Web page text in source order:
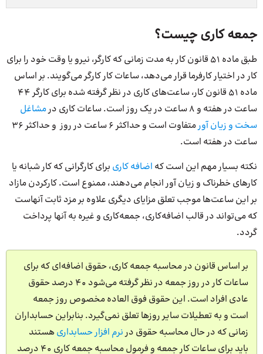
جمعه کاری چیست؟
طبق ماده 51 قانون کار به مدت زمانی که کارگر، نیرو یا وقت خود را برای
کار در اختیار کارفرما قرار می‌دهد، ساعات کار کارگر می‌گویند. بر اساس
ماده 51 قانون کار، ساعت‌های کاری در نظر گرفته شده برای کارگر 44
ساعت در هفته و 8 ساعت در یک روز است. ساعات کاری در
مشاغل
سخت و زیان آور
متفاوت است و حداکثر 6 ساعت در روز و حداکثر 36
ساعت در هفته است.
نکته بسیار مهم این است که اضافه کاری برای کارگرانی که کار شبانه یا
کارهای خطرناک و زیان آور انجام می‌دهند، ممنوع است. کارکردن مازاد
بر این ساعت‌ها موجب تعلق مزایای دیگری علاوه بر مزد ثابت آنهاست
که می‌تواند در قالب اضافه‌کاری، جمعه‌کاری و غیره به آنها پرداخت
گردد.
بر اساس قانون در محاسبه جمعه کاری، حقوق اضافه‌ای که برای
ساعات کار در روز جمعه در نظر گرفته می‌شود 40 درصد حقوق
عادی افراد است. این حقوق فوق العاده مخصوص روز جمعه
است و به تعطیلات سایر روزها تعلق نمی‌گیرد. بنابراین حسابداران
زمانی که در حال محاسبه حقوق درنرم افزار حسابداریهستند
باید برای ساعات کار جمعه و فرمول محاسبه جمعه کاری 40 درصد